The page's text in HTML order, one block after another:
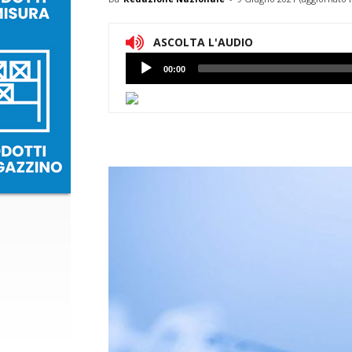
ASCOLTA L'AUDIO
Lettore
Audio
00:00